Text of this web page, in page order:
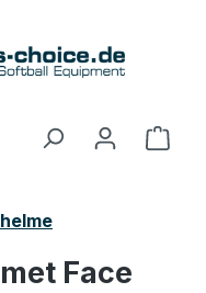
Face